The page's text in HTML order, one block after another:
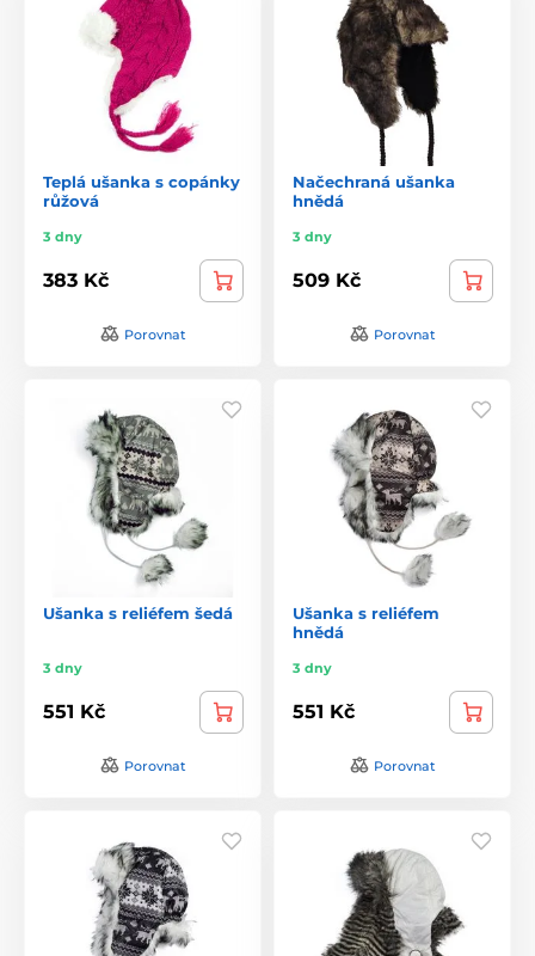
Teplá ušanka s copánky
růžová
3 dny
383 Kč
Porovnat
Načechraná ušanka
hnědá
3 dny
509 Kč
Porovnat
Ušanka s reliéfem šedá
3 dny
551 Kč
Porovnat
Ušanka s reliéfem
hnědá
3 dny
551 Kč
Porovnat